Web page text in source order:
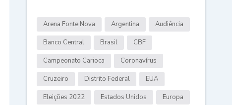
Arena Fonte Nova Argentina Audiência
Banco Central Brasil CBF
Campeonato Carioca Coronavírus
Cruzeiro Distrito Federal EUA
Eleições 2022 Estados Unidos Europa